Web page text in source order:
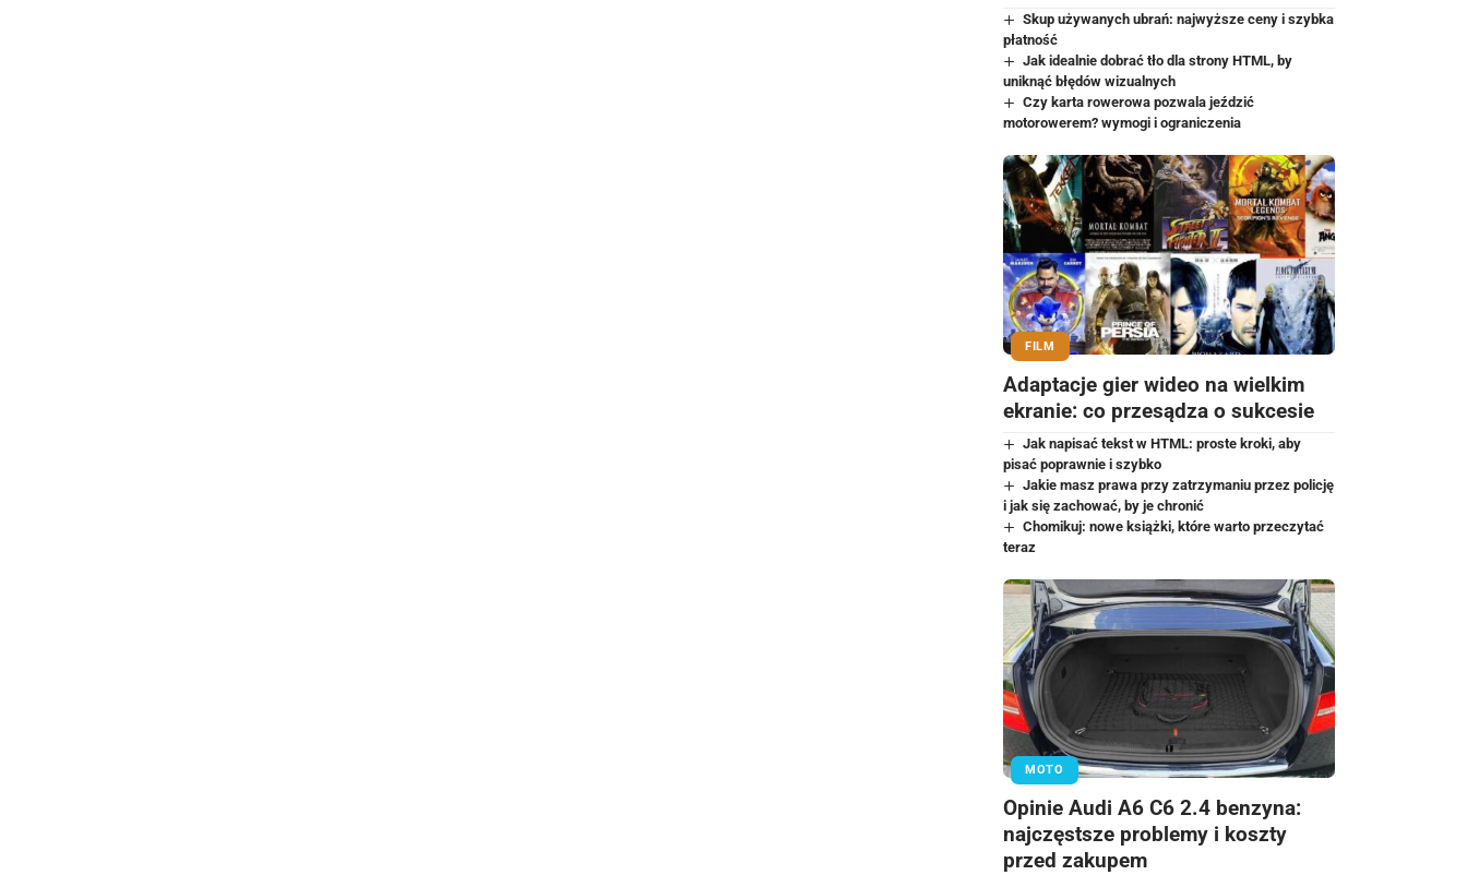
Skup używanych ubrań: najwyższe ceny i szybka
płatność
Jak idealnie dobrać tło dla strony HTML, by
uniknąć błędów wizualnych
Czy karta rowerowa pozwala jeździć
motorowerem? wymogi i ograniczenia
FILM
Adaptacje gier wideo na wielkim
ekranie: co przesądza o sukcesie
Jak napisać tekst w HTML: proste kroki, aby
pisać poprawnie i szybko
Jakie masz prawa przy zatrzymaniu przez policję
i jak się zachować, by je chronić
Chomikuj: nowe książki, które warto przeczytać
teraz
MOTO
Opinie Audi A6 C6 2.4 benzyna:
najczęstsze problemy i koszty
przed zakupem